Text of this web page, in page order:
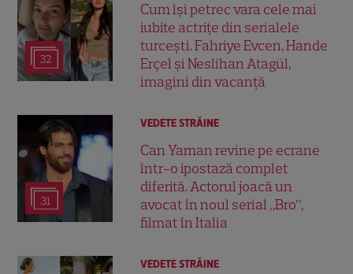
32
Cum își petrec vara cele mai
iubite actrițe din serialele
turcești. Fahriye Evcen, Hande
Erçel și Neslihan Atagül,
imagini din vacanță
31
VEDETE STRĂINE
Can Yaman revine pe ecrane
într-o ipostază complet
diferită. Actorul joacă un
avocat în noul serial „Bro”,
filmat în Italia
VEDETE STRĂINE